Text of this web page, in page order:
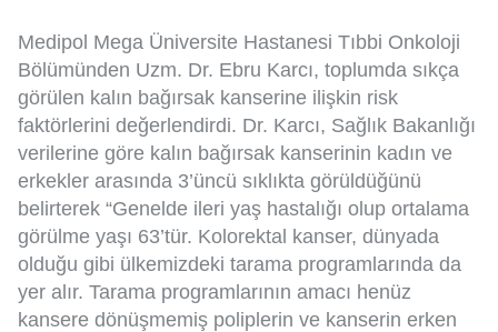
Medipol Mega Üniversite Hastanesi Tıbbi Onkoloji
Bölümünden Uzm. Dr. Ebru Karcı, toplumda sıkça
görülen kalın bağırsak kanserine ilişkin risk
faktörlerini değerlendirdi. Dr. Karcı, Sağlık Bakanlığı
verilerine göre kalın bağırsak kanserinin kadın ve
erkekler arasında 3’üncü sıklıkta görüldüğünü
belirterek “Genelde ileri yaş hastalığı olup ortalama
görülme yaşı 63’tür. Kolorektal kanser, dünyada
olduğu gibi ülkemizdeki tarama programlarında da
yer alır. Tarama programlarının amacı henüz
kansere dönüşmemiş poliplerin ve kanserin erken